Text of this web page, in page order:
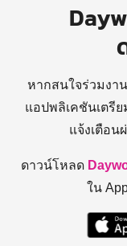
หากสนใจร่วมงา
แอปพลิเคชันเตรี
แจ้งเตือ
ดาวน์โหลด
ใน